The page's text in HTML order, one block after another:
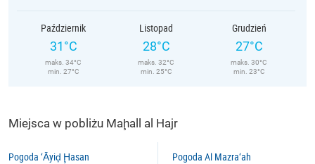
Październik
31°C
maks. 34°C
min. 27°C
Listopad
28°C
maks. 32°C
min. 25°C
Grudzień
27°C
maks. 30°C
min. 23°C
Miejsca w pobliżu Maḩall al Hajr
Pogoda ‘Āyiḑ Ḩasan Pogoda Al Mazra‘ah